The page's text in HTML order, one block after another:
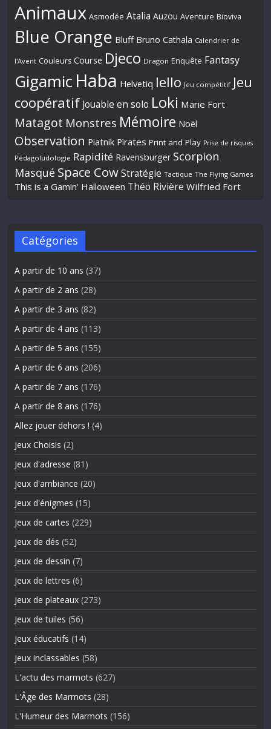
Animaux Asmodée Atalia Auzou Aventure Bioviva
Blue Orange Bluff Bruno Cathala Calendrier de
l'Avent Couleurs Course Djeco Dragon Enquête Fantasy
Gigamic Haba Helvetiq Iello Jeu compétitif Jeu
coopératif Jouable en solo Loki Marie Fort
Matagot Monstres Mémoire Noël
Observation Piatnik Pirates Print and Play Prise de risques
Pédagoludologie Rapidité Ravensburger Scorpion
Masqué Space Cow Stratégie Tactique The Flying Games
This is a Gamin' Halloween Théo Rivière Wilfried Fort
Catégories
A partir de 10 ans (37)
A partir de 2 ans (28)
A partir de 3 ans (82)
A partir de 4 ans (113)
A partir de 5 ans (155)
A partir de 6 ans (206)
A partir de 7 ans (176)
A partir de 8 ans (176)
Allez jouer dehors ! (4)
Jeux Choisis (2)
Jeux d'adresse (81)
Jeux d'ambiance (20)
Jeux d'énigmes (15)
Jeux de cartes (229)
Jeux de dés (52)
Jeux de dessin (7)
Jeux de lettres (6)
Jeux de plateaux (273)
Jeux de tuiles (56)
Jeux éducatifs (14)
Jeux inclassables (58)
L'actu des marmots (627)
L'Âge des Marmots (28)
L'Humeur des Marmots (156)